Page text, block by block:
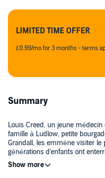
LIMITED TIME OFFER
£0.99/mo for 3 months - terms
Summary
Louis Creed, un jeune
famille à Ludlow, petite
Grandall, les emmène visiter
générations d'enfants ont
delà de ce "simetierre", tout au
sacrées des Indiens, lieu